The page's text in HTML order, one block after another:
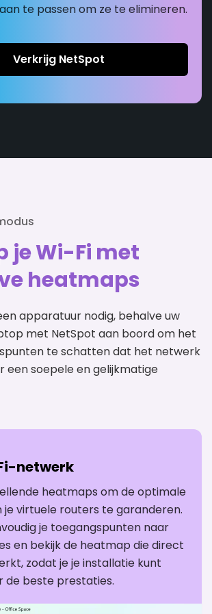
te passen om ze te elimineren.
Verkrijg NetSpot
je Wi-Fi met
heatmaps
apparatuur nodig, behalve uw
met NetSpot aan boord om het
te schatten dat het netwerk
een soepele en gelijkmatige
netwerk
heatmaps om de optimale
je virtuele routers te garanderen.
je toegangspunten naar
en bekijk de heatmap die direct
zodat je je installatie kunt
de beste prestaties.